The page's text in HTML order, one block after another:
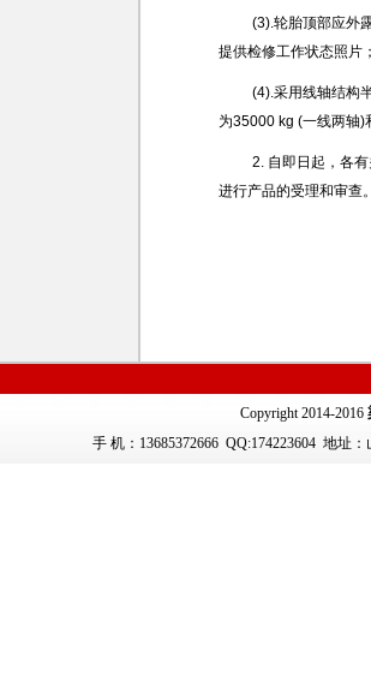
(3).轮胎顶部应外
提供检修工作状态照片
(4).采用线轴结构
为35000 kg (一线两轴
2. 自即日起，各
进行产品的受理和审查
Copyright 2014-2016
手 机：13685372666 QQ:174223604 地址